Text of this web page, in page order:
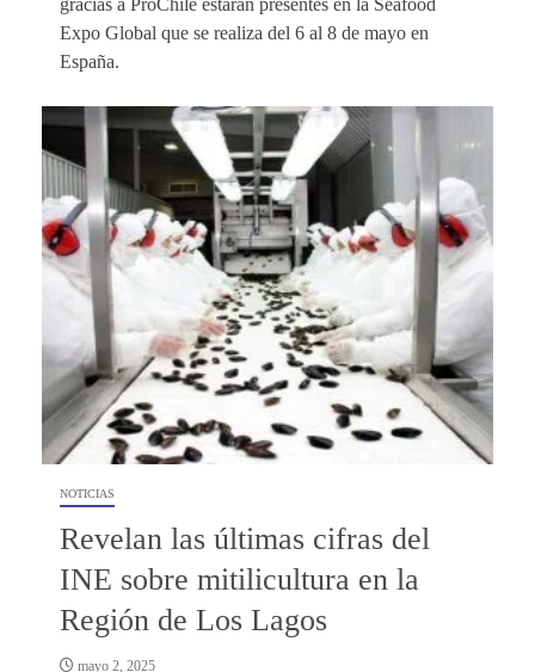
gracias a ProChile estarán presentes en la Seafood
Expo Global que se realiza del 6 al 8 de mayo en
España.
NOTICIAS
Revelan las últimas cifras del
INE sobre mitilicultura en la
Región de Los Lagos
mayo 2, 2025